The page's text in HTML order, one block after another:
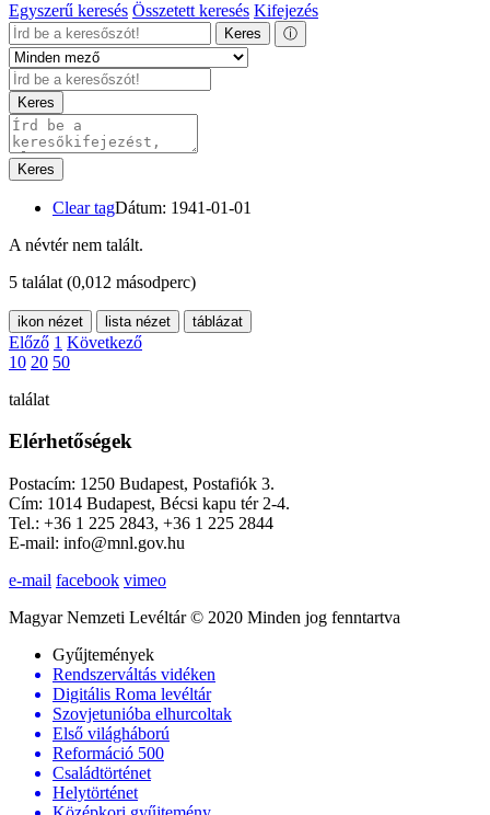
Egyszerű keresés Összetett keresés Kifejezés
Keres ⓘ
Keres
Keres
Clear tagDátum: 1941-01-01
A névtér nem talált.
5 találat (0,012 másodperc)
ikon nézet lista nézet táblázat
Előző 1 Következő
10 20 50
találat
Elérhetőségek
Postacím: 1250 Budapest, Postafiók 3.
Cím: 1014 Budapest, Bécsi kapu tér 2-4.
Tel.: +36 1 225 2843, +36 1 225 2844
E-mail: info@mnl.gov.hu
e-mail facebook vimeo
Magyar Nemzeti Levéltár © 2020 Minden jog fenntartva
Gyűjtemények
Rendszerváltás vidéken
Digitális Roma levéltár
Szovjetunióba elhurcoltak
Első világháború
Reformáció 500
Családtörténet
Helytörténet